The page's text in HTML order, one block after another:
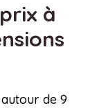
à
de 9